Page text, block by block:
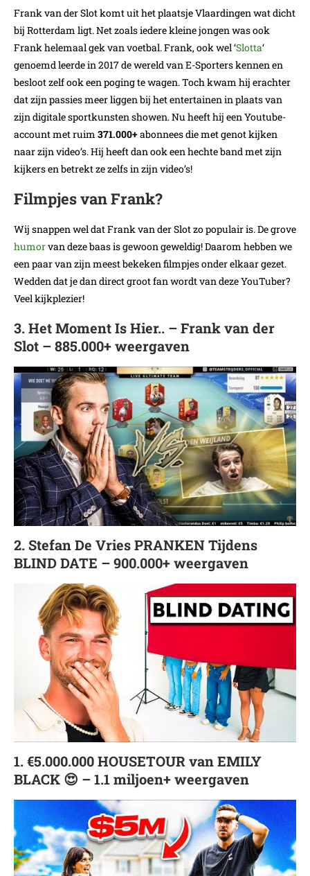
Frank van der Slot komt uit het plaatsje Vlaardingen wat dicht
bij Rotterdam ligt. Net zoals iedere kleine jongen was ook
Frank helemaal gek van voetbal. Frank, ook wel ‘Slotta‘
genoemd leerde in 2017 de wereld van E-Sporters kennen en
besloot zelf ook een poging te wagen. Toch kwam hij erachter
dat zijn passies meer liggen bij het entertainen in plaats van
zijn digitale sportkunsten showen. Nu heeft hij een Youtube-
account met ruim 371.000+abonnees die met genot kijken
naar zijn video’s. Hij heeft dan ook een hechte band met zijn
kijkers en betrekt ze zelfs in zijn video’s!
Filmpjes van Frank?
Wij snappen wel dat Frank van der Slot zo populair is. De grove
humorvan deze baas is gewoon geweldig! Daarom hebben we
een paar van zijn meest bekeken filmpjes onder elkaar gezet.
Wedden dat je dan direct groot fan wordt van deze YouTuber?
Veel kijkplezier!
3. Het Moment Is Hier.. – Frank van der
Slot – 885.000+ weergaven
2. Stefan De Vries PRANKEN Tijdens
BLIND DATE – 900.000+ weergaven
1. €5.000.000 HOUSETOUR van EMILY
BLACK 😍 – 1.1 miljoen+ weergaven